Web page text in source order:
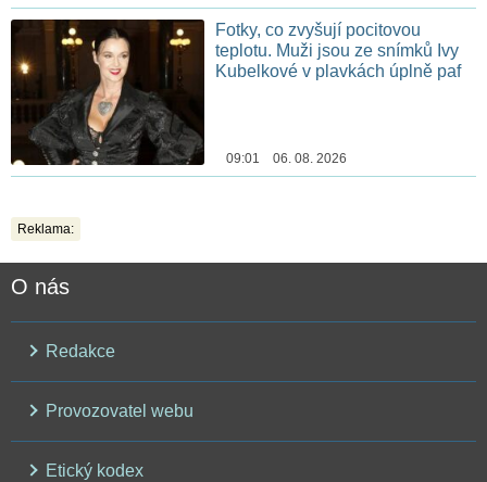
Fotky, co zvyšují pocitovou
teplotu. Muži jsou ze snímků Ivy
Kubelkové v plavkách úplně paf
09:01 06. 08. 2026
Reklama:
O nás
Redakce
Provozovatel webu
Etický kodex